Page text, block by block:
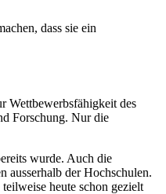
dass sie ein
Wettbewerbsfähigkeit des
Forschung. Nur die
wurde. Auch die
ausserhalb der Hochschulen.
heute schon gezielt